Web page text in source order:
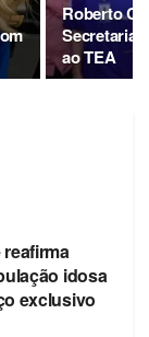
Roberto
Secretaria
ao TEA
idosa
exclusivo